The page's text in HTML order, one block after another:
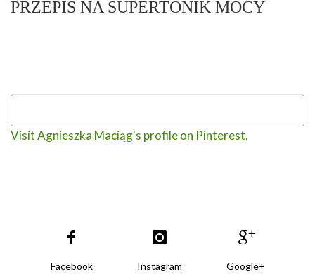
PRZEPIS NA SUPERTONIK MOCY
Visit Agnieszka Maciąg's profile on Pinterest.
Facebook Instagram Google+